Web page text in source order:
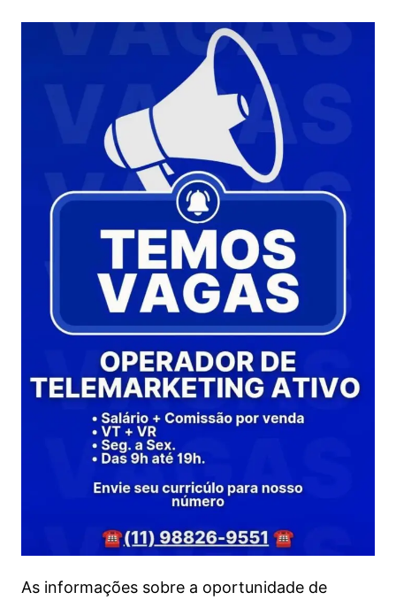
As informações sobre a oportunidade de